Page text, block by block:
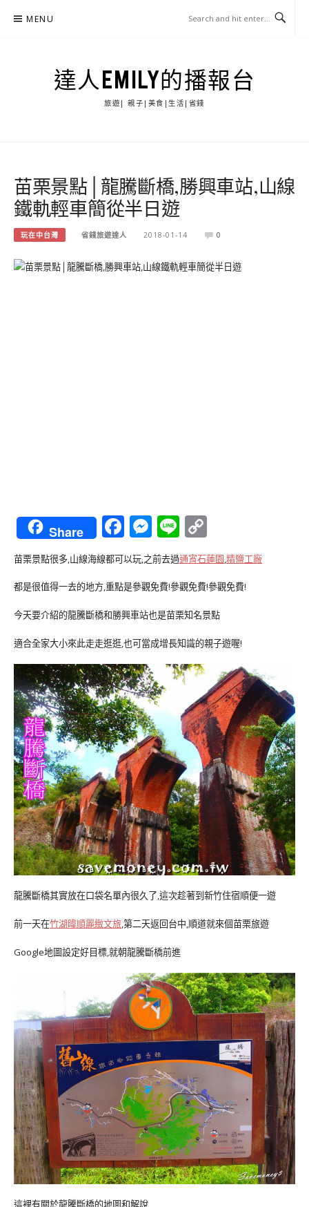
MENU
達人EMILY的播報台
旅遊| 親子|美食|生活|省錢
苗栗景點│龍騰斷橋,勝興車站,山線
鐵軌輕車簡從半日遊
玩在中台灣 省錢旅遊達人 2018-01-14 0
Share Facebook
Messenger
Line
Link
苗栗景點很多,山線海線都可以玩,之前去過通宵石蓮園 精鹽工廠
都是很值得一去的地方,重點是參觀免費!參觀免費!參觀免費!
今天要介紹的龍騰斷橋和勝興車站也是苗栗知名景點
適合全家大小來此走走逛逛,也可當成增長知識的親子遊喔!
龍騰斷橋其實放在口袋名單內很久了,這次趁著到新竹住宿順便一遊
前一天在竹湖暐順麗緻文旅,第二天返回台中,順道就來個苗栗旅遊
Google地圖設定好目標,就朝龍騰斷橋前進
這裡有關於龍騰斷橋的地圖和解說